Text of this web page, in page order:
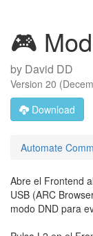
🎮
by David DD
Version 20 (
Download
Automate
Abre el Frontend
USB (ARC
modo DND para